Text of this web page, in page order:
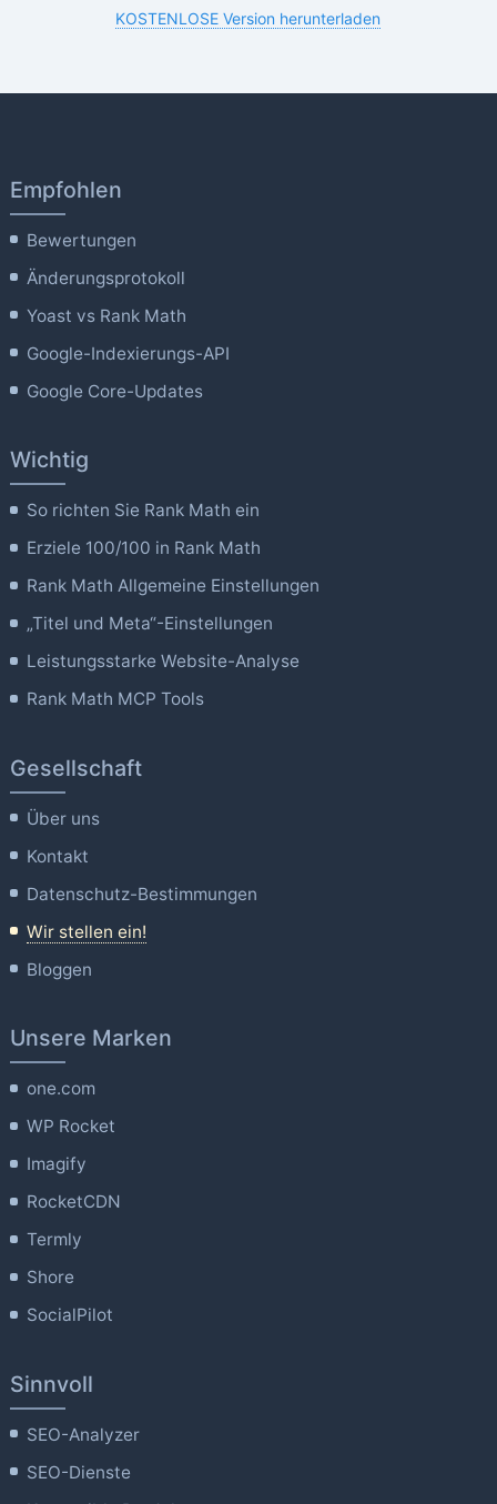
KOSTENLOSE Version herunterladen
Empfohlen
Bewertungen
Änderungsprotokoll
Yoast vs Rank Math
Google-Indexierungs-API
Google Core-Updates
Wichtig
So richten Sie Rank Math ein
Erziele 100/100 in Rank Math
Rank Math Allgemeine Einstellungen
„Titel und Meta“-Einstellungen
Leistungsstarke Website-Analyse
Rank Math MCP Tools
Gesellschaft
Über uns
Kontakt
Datenschutz-Bestimmungen
Wir stellen ein!
Bloggen
Unsere Marken
one.com
WP Rocket
Imagify
RocketCDN
Termly
Shore
SocialPilot
Sinnvoll
SEO-Analyzer
SEO-Dienste